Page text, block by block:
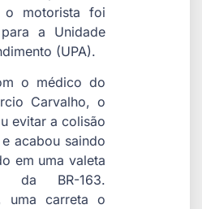
o motorista foi
a Unidade
(UPA).
o médico do
Carvalho, o
evitar a colisão
acabou saindo
em uma valeta
da BR-163.
uma carreta o